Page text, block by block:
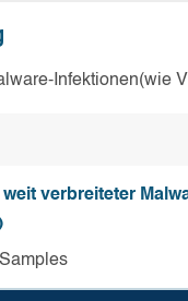
Infektionen(wie
verbreiteter